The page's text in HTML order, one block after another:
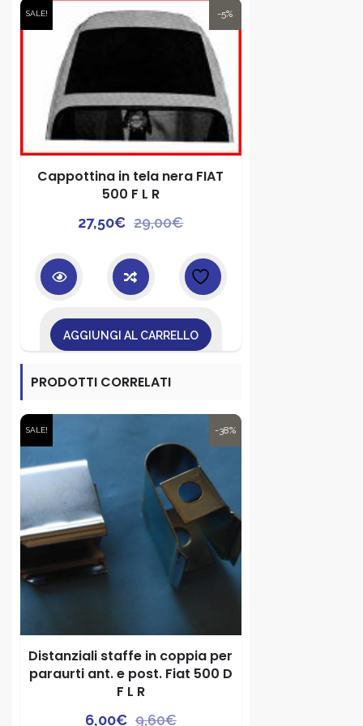
-5%
SALE!
Cappottina in tela nera FIAT
500 F L R
29,00€Il
originale
era:
27,50€
Il
attuale
è:
AGGIUNGI AL CARRELLO
PRODOTTI CORRELATI
-38%
SALE!
Distanziali staffe in coppia per
paraurti ant. e post. Fiat 500 D
F L R
9,60€Il
6,00€
Il